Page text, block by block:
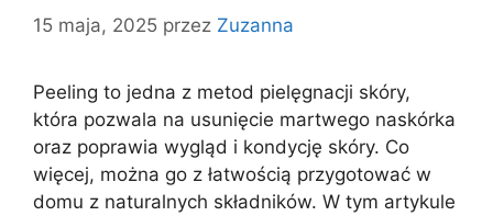
15 maja, 2025 przez Zuzanna
Peeling to jedna z metod pielęgnacji skóry,
która pozwala na usunięcie martwego naskórka
oraz poprawia wygląd i kondycję skóry. Co
więcej, można go z łatwością przygotować w
domu z naturalnych składników. W tym artykule